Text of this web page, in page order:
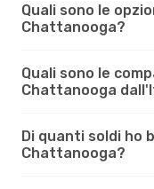
Quali sono le
Chattanooga?
Quali sono le
Chattanooga
Di quanti soldi ho
Chattanooga?